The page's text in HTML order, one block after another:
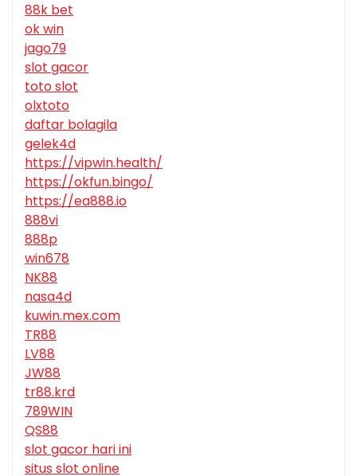
88k bet
ok win
jago79
slot gacor
toto slot
olxtoto
daftar bolagila
gelek4d
https://vipwin.health/
https://okfun.bingo/
https://ea888.io
888vi
888p
win678
NK88
nasa4d
kuwin.mex.com
TR88
LV88
JW88
tr88.krd
789WIN
QS88
slot gacor hari ini
situs slot online